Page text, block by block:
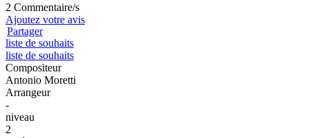
2 Commentaire/s
Ajoutez votre avis
Partager
liste de souhaits
liste de souhaits
Compositeur
Antonio Moretti
Arrangeur
-
niveau
2